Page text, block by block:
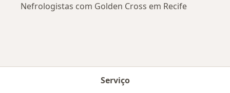
Nefrologistas com Golden Cross em Recife
Serviço